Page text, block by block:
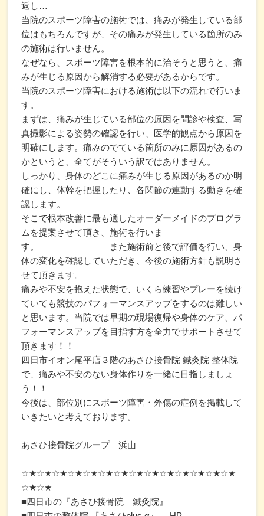
返し…
当院のスポーツ障害の施術では、痛みが発生している部
位はもちろんですが、その痛みが発生している箇所のみ
の施術は行いません。
なぜなら、スポーツ障害を根本的に治そうと思うと、痛
みが生じる原因から解消する必要があるからです。
当院のスポーツ障害における施術は以下の流れで行いま
す。
まずは、痛みが生じている部位の原因を問診や検査、写
真撮影による姿勢の確認を行い、医学的観点から原因を
明確にします。痛みのでている箇所のみに原因があるの
かというと、全てがそういう訳ではありません。
しっかり、身体のどこに痛みが生じる原因があるのか明
確にし、体幹を把握したり、各関節の連動する動きを確
認します。
そこで根本改善に最も適したオーダーメイドのプログラ
ムを提案させて頂き、施術を行いま
す。 また施術前と後で評価を行い、身
体の変化を確認していただき、今後の施術方針も説明さ
せて頂きます。
痛みや不安を抱えた状態で、いくら練習やプレーを続け
ていても競技のパフォーマンスアップをするのは難しい
と思います。当院では早期の現場復帰や身体のケア、パ
フォーマンスアップを目指す方を全力でサポートさせて
頂きます！！
四日市イオン尾平店３階のあさひ接骨院 鍼灸院 整体院
で、痛みや不安のない身体作りを一緒に目指しましょ
う！！
今後は、部位別にスポーツ障害・外傷の症例を掲載して
いきたいと考えております。
あさひ接骨院グループ 浜山
☆★☆★☆★☆★☆★☆★☆★☆★☆★☆★☆★☆★☆★☆★
☆★☆★
■四日市の『あさひ接骨院 鍼灸院』